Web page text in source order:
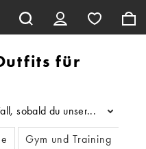
für
sobald du unseren Edit
...
Gym und Training